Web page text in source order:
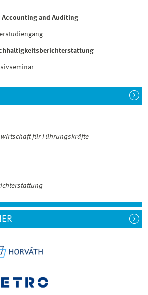
and Auditing
für Führungskräfte